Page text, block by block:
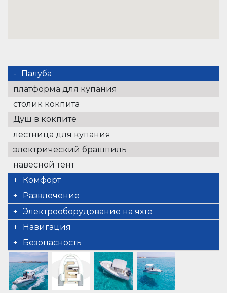
Палуба
платформа для купания
столик кокпита
Душ в кокпите
лестница для купания
электрический брашпиль
навесной тент
Комфорт
Sundeck beds
on bow and stern
Развлечение
внешние громкоговорители
оборудование для плавания в маске
Bluetooth player
место для загарания
Электрооборудование на яхте
USB sockets
Навигация
Depthsounder
GPS
Безопасность
VHF радио
спасательные жилеты